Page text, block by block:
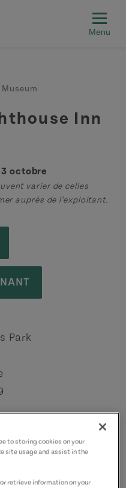
Inn
octobre
varier de celles
auprès de l’exploitant.
Park
to storing cookies on your
site usage and assist in the
retrieve information on your